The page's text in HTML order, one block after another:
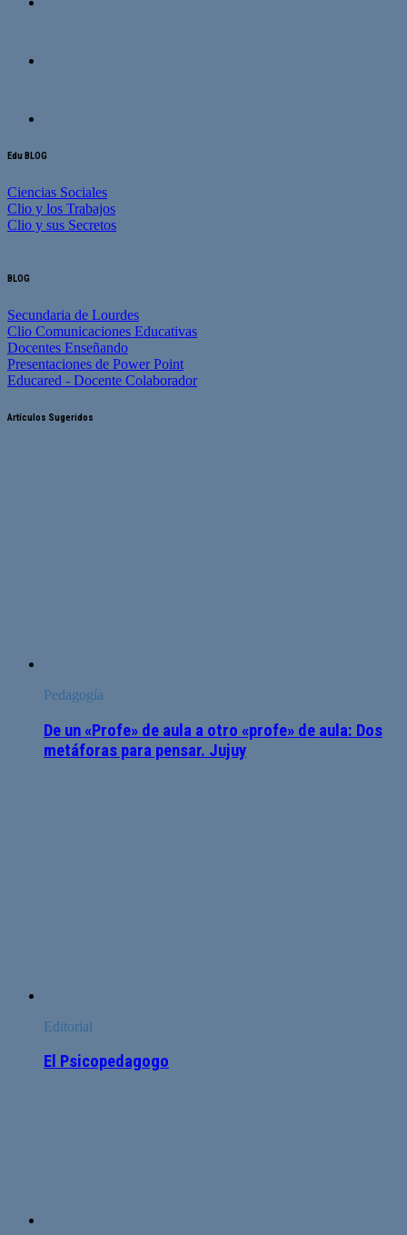
Edu BLOG
Ciencias Sociales
Clio y los Trabajos
Clio y sus Secretos
BLOG
Secundaria de Lourdes
Clio Comunicaciones Educativas
Docentes Enseñando
Presentaciones de Power Point
Educared - Docente Colaborador
Artículos Sugeridos
Pedagogía
De un «Profe» de aula a otro «profe» de aula: Dos
metáforas para pensar. Jujuy
Editorial
El Psicopedagogo